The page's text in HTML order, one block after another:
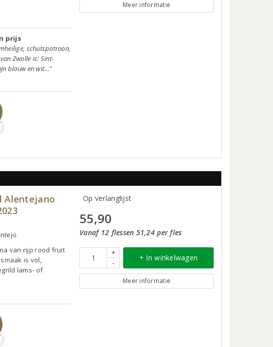
prijs
schutspatroon,
Zwolle is: Sint-
blauw en wit..."
Meer informatie
Alentejano
van rijp rood fruit
is vol,
lams- of
Op verlanglijst
55,90
Vanaf 12 flessen 51,24 per fles
+
-
+ In winkelwagen
Meer informatie